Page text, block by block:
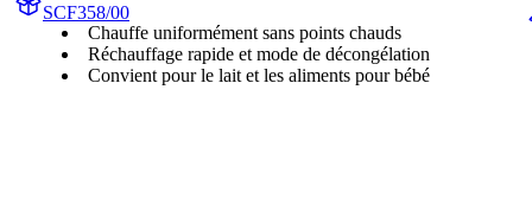
SCF358/00
Chauffe uniformément sans points chauds
Réchauffage rapide et mode de décongélation
Convient pour le lait et les aliments pour bébé